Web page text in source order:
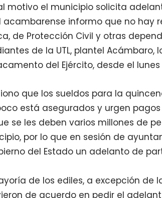
motivo el municipio solicita
acambarense informo que no hay
de Protección Civil y otras
de la UTL, plantel Acámbaro,
del Ejército, desde el
que los sueldos para la
está asegurados y urgen
se les deben varios millones de
por lo que en sesión de
del Estado un adelanto de
de los ediles, a excepción de
de acuerdo en pedir el